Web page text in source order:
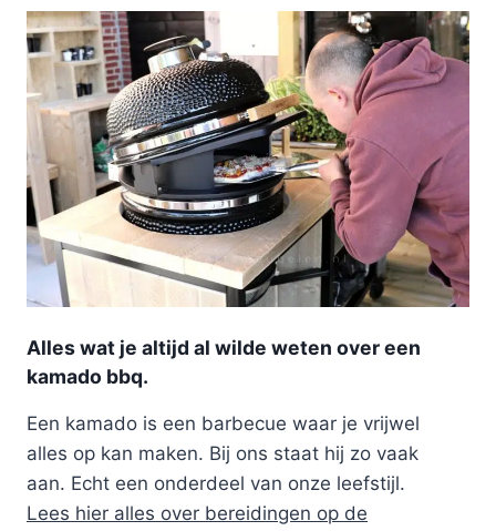
Alles wat je altijd al wilde weten over een
kamado bbq.
Een kamado is een barbecue waar je vrijwel
alles op kan maken. Bij ons staat hij zo vaak
aan. Echt een onderdeel van onze leefstijl.
Lees hier alles over bereidingen op de